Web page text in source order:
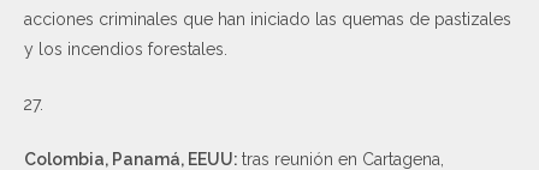
acciones criminales que han iniciado las quemas de pastizales
y los incendios forestales.
Colombia, Panamá, EEUU: tras reunión en Cartagena,